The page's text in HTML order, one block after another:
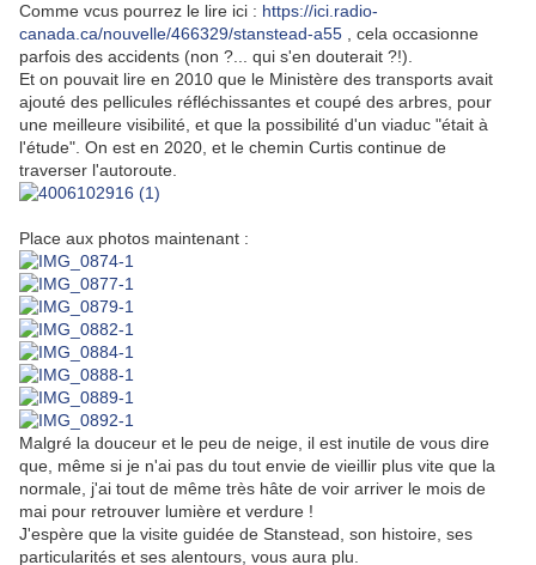
Comme vcus pourrez le lire ici : https://ici.radio-
canada.ca/nouvelle/466329/stanstead-a55 , cela occasionne
parfois des accidents (non ?... qui s'en douterait ?!).
Et on pouvait lire en 2010 que le Ministère des transports avait
ajouté des pellicules réfléchissantes et coupé des arbres, pour
une meilleure visibilité, et que la possibilité d'un viaduc "était à
l'étude". On est en 2020, et le chemin Curtis continue de
traverser l'autoroute.
Place aux photos maintenant :
Malgré la douceur et le peu de neige, il est inutile de vous dire
que, même si je n'ai pas du tout envie de vieillir plus vite que la
normale, j'ai tout de même très hâte de voir arriver le mois de
mai pour retrouver lumière et verdure !
J'espère que la visite guidée de Stanstead, son histoire, ses
particularités et ses alentours, vous aura plu.